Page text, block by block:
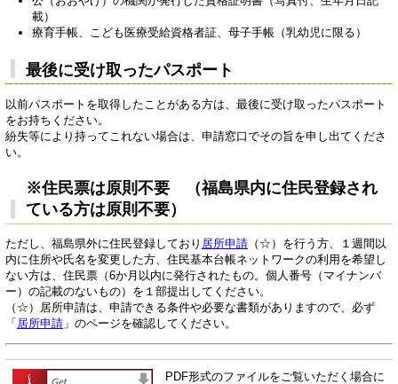
載）
療育手帳、こども医療受給資格者証、母子手帳（乳幼児に限る）
最後に受け取ったパスポート
以前パスポートを取得したことがある方は、最後に受け取ったパスポート
をお持ちください。
紛失等により持ってこれない場合は、申請窓口でその旨を申し出てくださ
い。
※住民票は原則不要 （福島県内に住民登録され
ている方は原則不要）
ただし、福島県外に住民登録しており 居所申請 （☆）を行う方、１週間以
内に住所や氏名を変更した方、住民基本台帳ネットワークの利用を希望し
ない方は、住民票（6か月以内に発行されたもの。個人番号（マイナンバ
ー）の記載のないもの）を１部提出してください。
（☆）居所申請は、申請できる条件や必要な書類がありますので、必ず
「 居所申請 」のページを確認してください。
PDF形式のファイルをご覧いただく場合に